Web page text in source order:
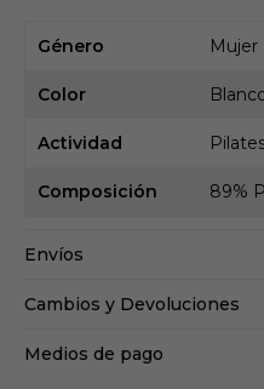
Envíos
Cambios y Devoluciones
Medios de pago
Género Mujer
Color
Actividad
Composición 89%